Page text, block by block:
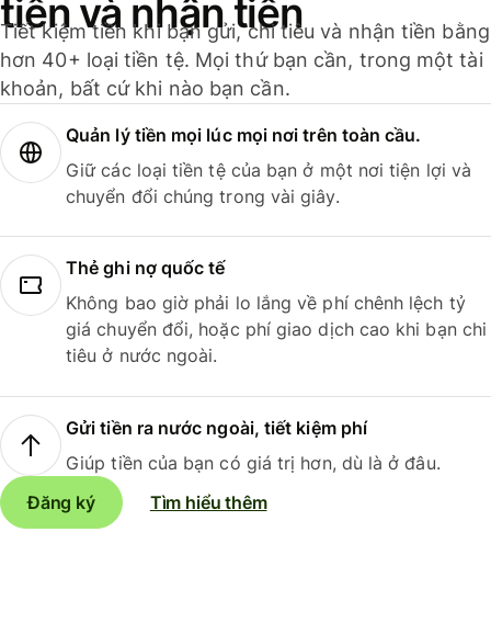
tiền và nhận tiền
Tiết kiệm tiền khi bạn gửi, chi tiêu và nhận tiền bằng
hơn 40+ loại tiền tệ. Mọi thứ bạn cần, trong một tài
khoản, bất cứ khi nào bạn cần.
Quản lý tiền mọi lúc mọi nơi trên toàn cầu.
Giữ các loại tiền tệ của bạn ở một nơi tiện lợi và
chuyển đổi chúng trong vài giây.
Thẻ ghi nợ quốc tế
Không bao giờ phải lo lắng về phí chênh lệch tỷ
giá chuyển đổi, hoặc phí giao dịch cao khi bạn chi
tiêu ở nước ngoài.
Gửi tiền ra nước ngoài, tiết kiệm phí
Giúp tiền của bạn có giá trị hơn, dù là ở đâu.
Đăng ký
Tìm hiểu thêm